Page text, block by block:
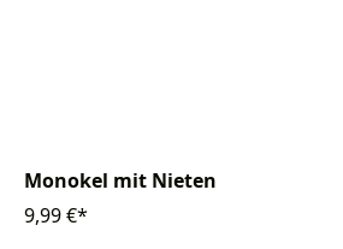
Monokel mit Nieten
9,99 €*